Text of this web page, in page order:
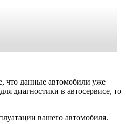
что данные автомобили уже
диагностики в автосервисе, то
вашего автомобиля.